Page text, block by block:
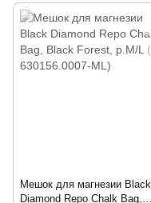
Мешок для магнезии Black
Diamond Repo Chalk Bag,